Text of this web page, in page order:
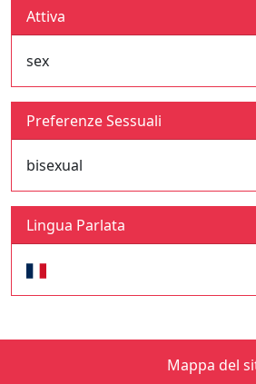
Attiva
sex
Preferenze Sessuali
bisexual
Lingua Parlata
Mappa del